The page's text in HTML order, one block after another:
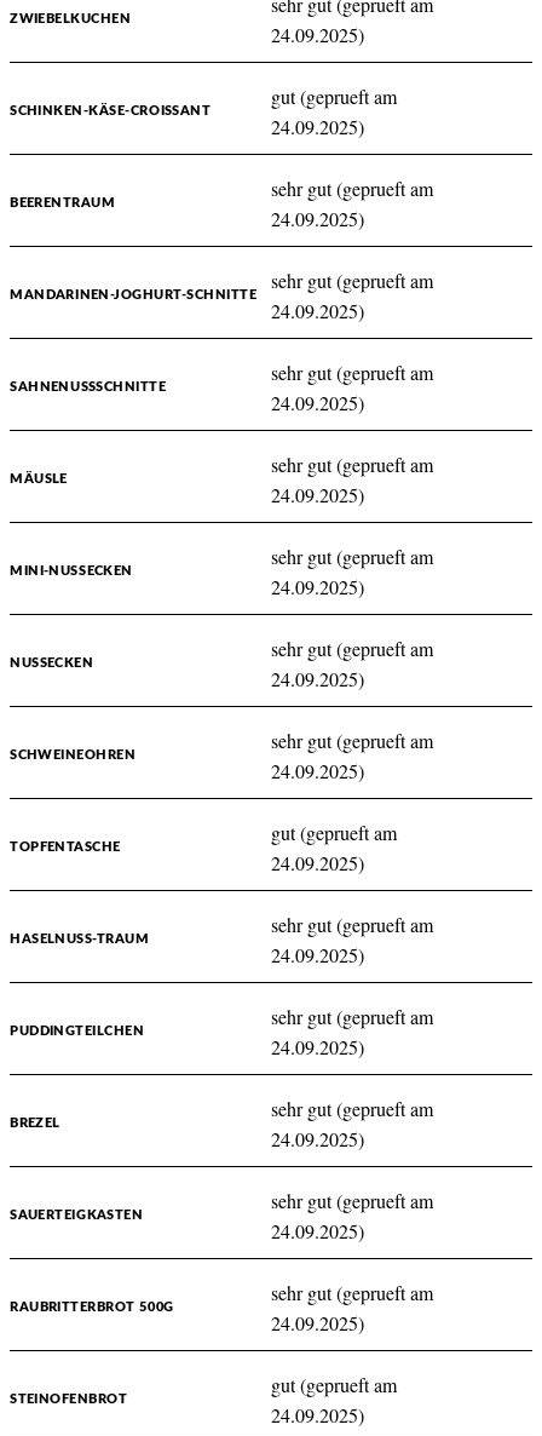
ZWIEBELKUCHEN
24.09.2025)
SCHINKEN-KÄSE-CROISSANT
gut (geprueft am
24.09.2025)
BEERENTRAUM
sehr gut (geprueft am
24.09.2025)
MANDARINEN-JOGHURT-SCHNITTE
sehr gut (geprueft am
24.09.2025)
SAHNENUSSSCHNITTE
sehr gut (geprueft am
24.09.2025)
MÄUSLE
sehr gut (geprueft am
24.09.2025)
MINI-NUSSECKEN
sehr gut (geprueft am
24.09.2025)
NUSSECKEN
sehr gut (geprueft am
24.09.2025)
SCHWEINEOHREN
sehr gut (geprueft am
24.09.2025)
TOPFENTASCHE
gut (geprueft am
24.09.2025)
HASELNUSS-TRAUM
sehr gut (geprueft am
24.09.2025)
PUDDINGTEILCHEN
sehr gut (geprueft am
24.09.2025)
BREZEL
sehr gut (geprueft am
24.09.2025)
SAUERTEIGKASTEN
sehr gut (geprueft am
24.09.2025)
RAUBRITTERBROT 500G
sehr gut (geprueft am
24.09.2025)
STEINOFENBROT
gut (geprueft am
24.09.2025)